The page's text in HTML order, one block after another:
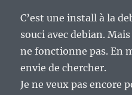
C’est une install à la
souci avec debian.
ne fonctionne pas. En
envie de chercher.
Je ne veux pas encore